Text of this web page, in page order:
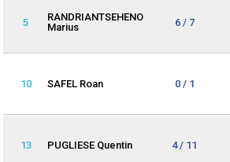
5
RANDRIANTSEHENO
Marius
6 / 7
10 SAFEL Roan 0 / 1
13 PUGLIESE Quentin 4 / 11